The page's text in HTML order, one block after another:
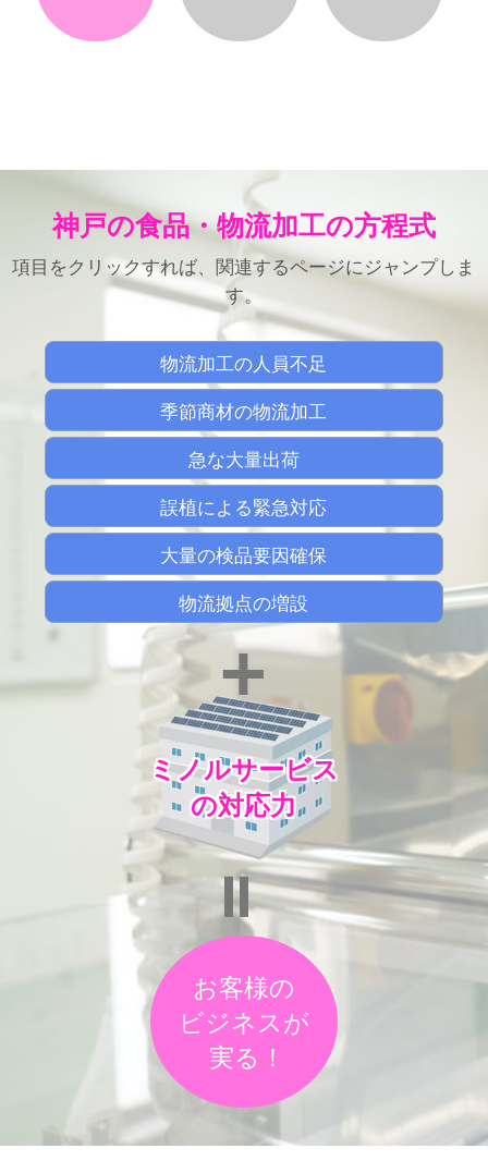
神戸の食品・物流加工の方程式
項目をクリックすれば、関連するページにジャンプしま
す。
物流加工の人員不足
季節商材の物流加工
急な大量出荷
誤植による緊急対応
大量の検品要因確保
物流拠点の増設
+
ミノルサービス
の対応力
=
お客様の
ビジネスが
実る！